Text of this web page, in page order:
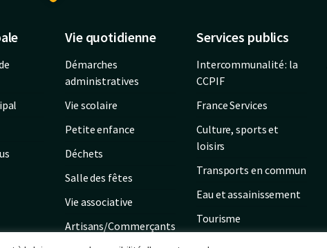
Vie quotidienne
Démarches
administratives
Vie scolaire
Petite enfance
Déchets
Salle des fêtes
Vie associative
Artisans/Commerçants
Services publics
Intercommunalité : la
CCPIF
France Services
Culture, sports et
loisirs
Transports en commun
Eau et assainissement
Tourisme